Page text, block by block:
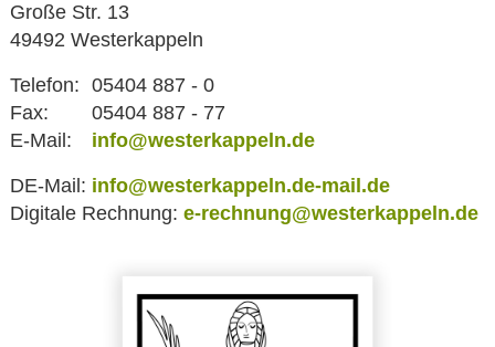
Große Str. 13
49492 Westerkappeln
Telefon: 05404 887 - 0
Fax:
05404 887 - 77
E-Mail:
info@westerkappeln.de
DE-Mail: info@westerkappeln.de-mail.de
Digitale Rechnung: e-rechnung@westerkappeln.de